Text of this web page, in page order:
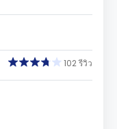
102 รีวิว